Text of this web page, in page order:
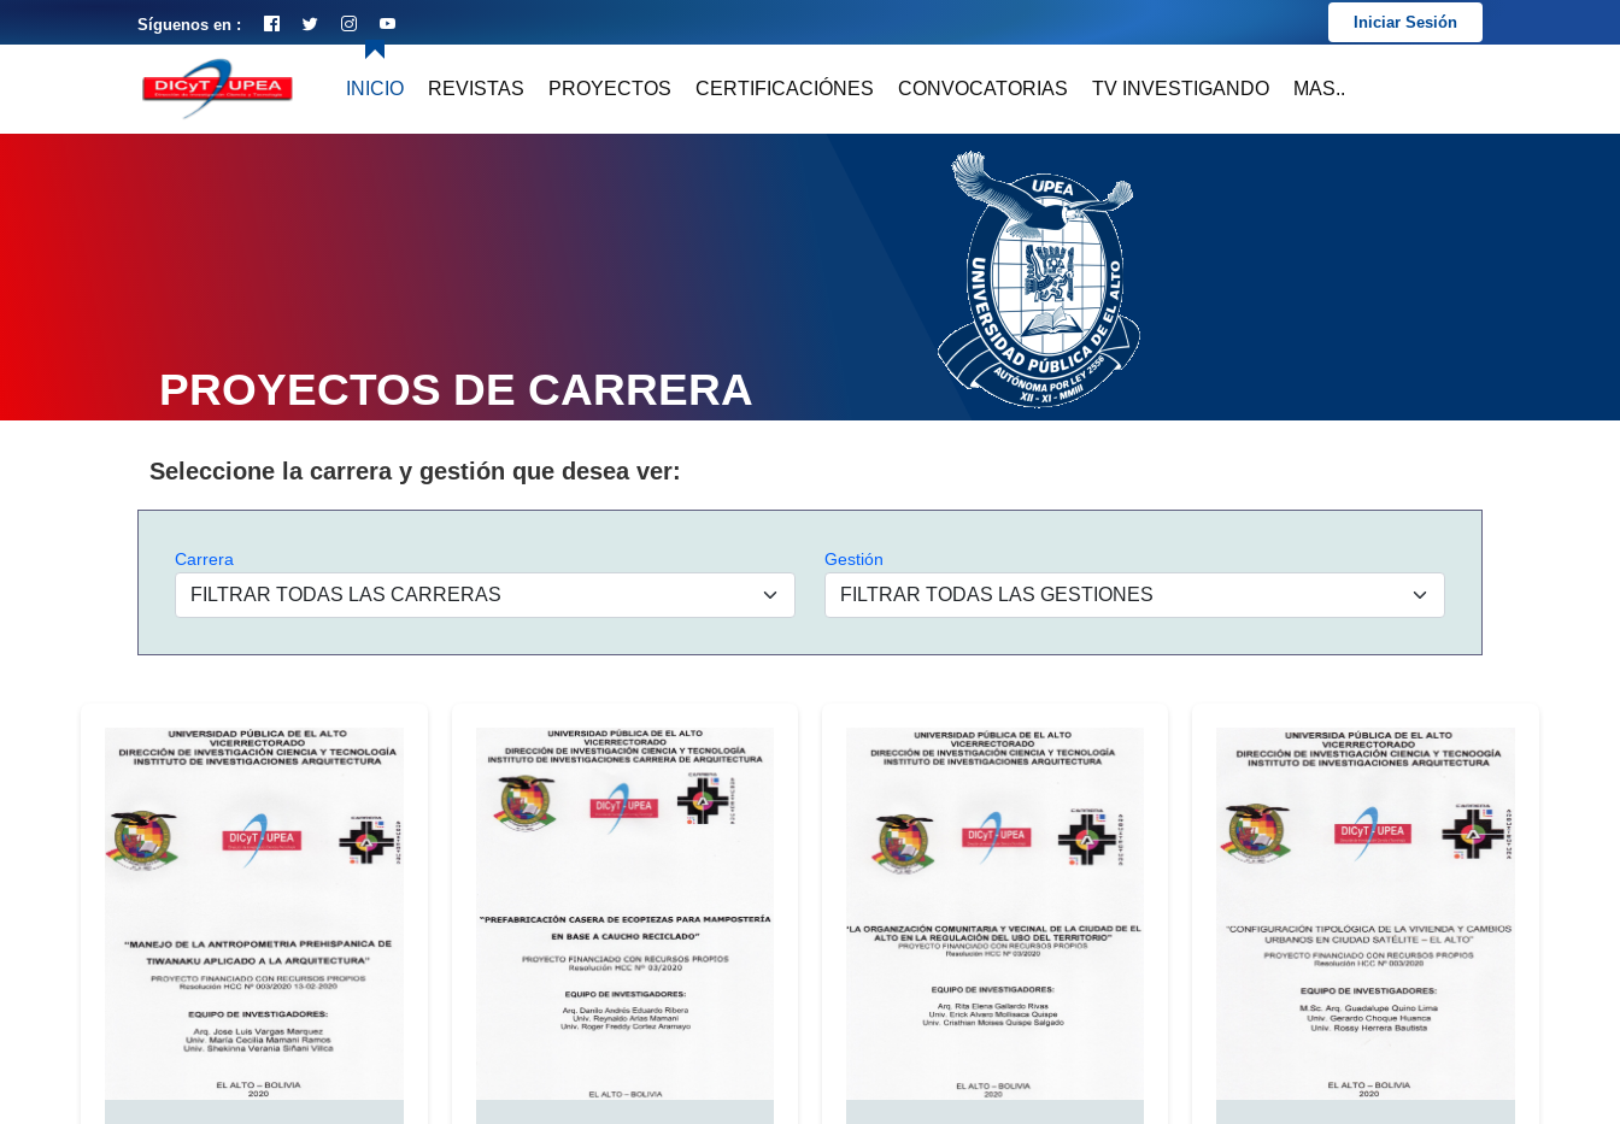
Síguenos en : Iniciar Sesión
INICIO REVISTAS PROYECTOS CERTIFICACIÓNES CONVOCATORIAS TV INVESTIGANDO MAS..
PROYECTOS DE CARRERA
Seleccione la carrera y gestión que desea ver:
Carrera Gestión